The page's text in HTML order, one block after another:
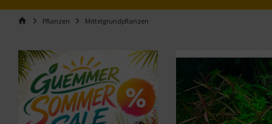
Pflanzen Mittelgrundpflanzen